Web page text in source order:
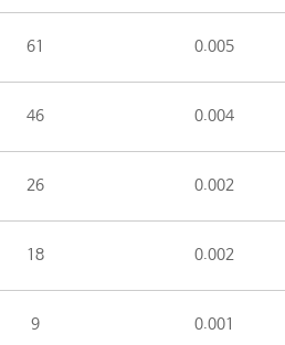
61 0.005
46 0.004
26 0.002
18 0.002
9 0.001